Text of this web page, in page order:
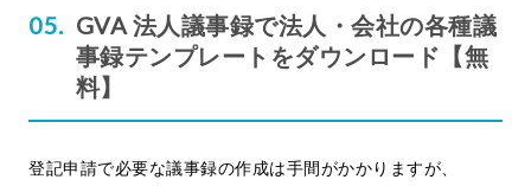
GVA 法人議事録で法人・会社の各種議
事録テンプレートをダウンロード【無
料】
登記申請で必要な議事録の作成は手間がかかりますが、